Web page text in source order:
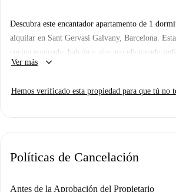
Descubra este encantador apartamento de 1
alquilar en Sant Gervasi Galvany, Barcelona.
cocina equipada, balcón y aire acondicionado
que se admiten mascotas. Spotahome ha
incluidas con un límite.
gastronomía pueden explorar las delicias
internacional en Lvna Night & Restaurant.
Ver más keyboard_arrow_down
Hemos verificado esta propiedad para que tú no
Políticas de Cancelación
Antes de la Aprobación del Propietario